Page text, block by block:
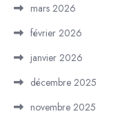
mars 2026
février 2026
janvier 2026
décembre 2025
novembre 2025